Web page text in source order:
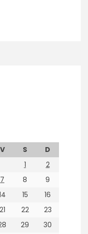
V S
D
1
2
7 8
9
15
16
21 22
23
29
30